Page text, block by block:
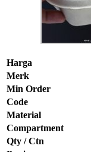
Harga
Merk
Min Order
Code
Material
Compartment
Qty / Ctn